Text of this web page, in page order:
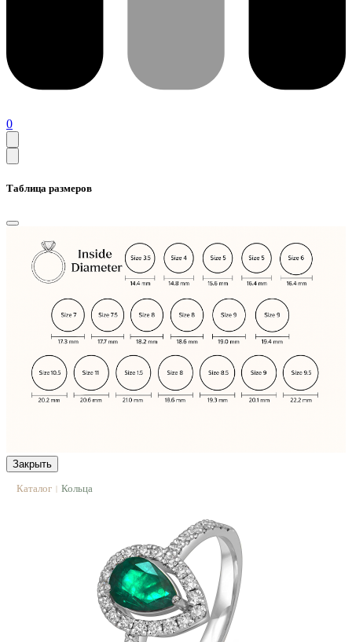
0
Таблица размеров
Закрыть
Каталог | Кольца